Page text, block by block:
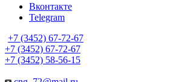
Вконтакте
Telegram
+7 (3452) 67-72-67
+7 (3452) 67-72-67
+7 (3452) 58-56-15